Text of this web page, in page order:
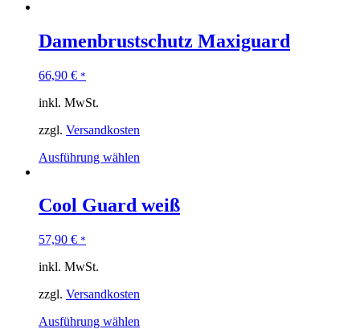
Damenbrustschutz Maxiguard
66,90 € *
inkl. MwSt.
zzgl. Versandkosten
Ausführung wählen
Cool Guard weiß
57,90 € *
inkl. MwSt.
zzgl. Versandkosten
Ausführung wählen